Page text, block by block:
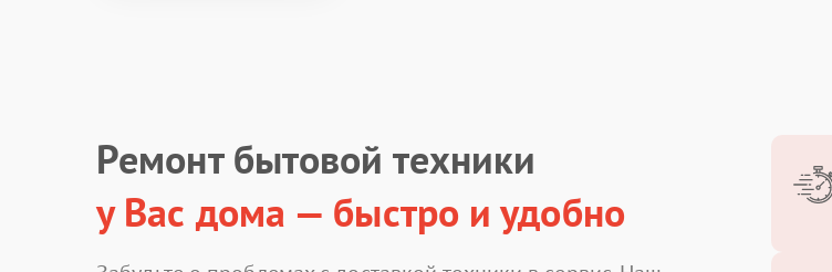
Ремонт бытовой техники
у Вас дома — быстро и удобно